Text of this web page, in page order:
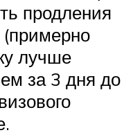
продления
(примерно
лучше
за 3 дня до